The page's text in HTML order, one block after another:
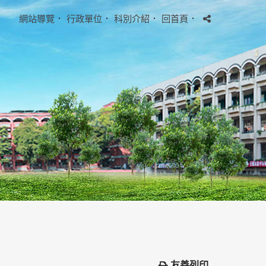
網站導覽 ． 行政單位 ． 科別介紹． 回首頁．